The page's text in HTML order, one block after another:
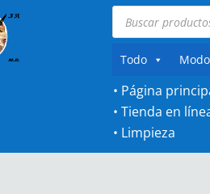
Búsqueda
productos
Todo
• Página
•Tienda en
• Limpieza